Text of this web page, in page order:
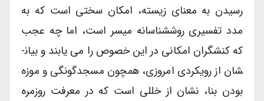
رسیدن به معنای زیسته، امکان سختی است که به
مدد تفسیری روش­شناسانه میسر است، اما چه عجب
که کنش­گران امکانی در این خصوص را می یابند و بیان­
شان از رویکردی امروزی، همچون مسجدگونگی و موزه
بودن بنا، نشان از خللی است که در معرفت روزمره